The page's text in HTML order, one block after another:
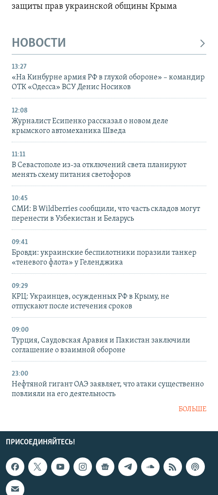
защиты прав украинской общины Крыма
НОВОСТИ
13:27
«На Кинбурне армия РФ в глухой обороне» – командир
ОТК «Одесса» ВСУ Денис Носиков
12:08
Журналист Есипенко рассказал о новом деле
крымского автомеханика Шведа
11:11
В Севастополе из-за отключений света планируют
менять схему питания светофоров
10:45
СМИ: В Wildberries сообщили, что часть складов могут
перенести в Узбекистан и Беларусь
09:41
Бровди: украинские беспилотники поразили танкер
«теневого флота» у Геленджика
09:29
КРЦ: Украинцев, осужденных РФ в Крыму, не
отпускают после истечения сроков
09:00
Турция, Саудовская Аравия и Пакистан заключили
соглашение о взаимной обороне
23:00
Нефтяной гигант ОАЭ заявляет, что атаки существенно
повлияли на его деятельность
БОЛЬШЕ
ПРИСОЕДИНЯЙТЕСЬ!